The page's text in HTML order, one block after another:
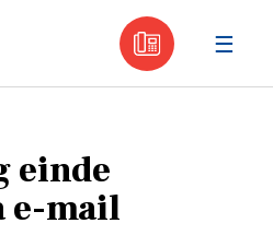
030 -
einde
e-mail